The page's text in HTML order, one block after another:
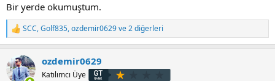
Bir yerde okumuştum.
T
e
k
i
SCC,Golf835,ozdemir0629ve 2 diğerleri
ozdemir0629
Katılımcı Üye